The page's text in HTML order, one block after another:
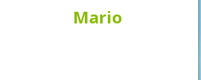
Mario